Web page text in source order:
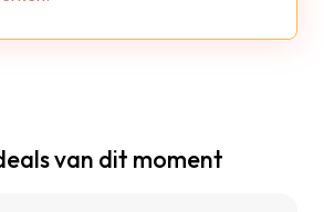
van dit moment